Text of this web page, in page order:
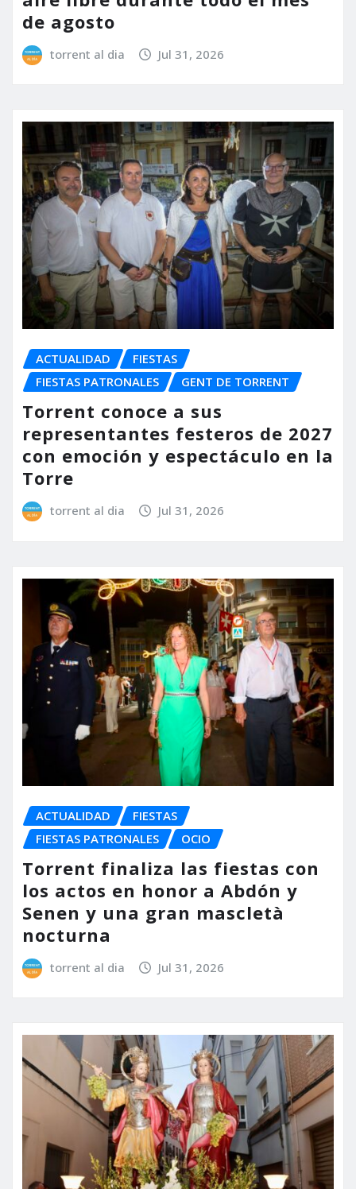
de agosto
torrent al dia Jul 31, 2026
ACTUALIDAD
FIESTAS
FIESTAS PATRONALES
GENT DE TORRENT
Torrent conoce a sus
representantes festeros de 2027
con emoción y espectáculo en la
Torre
torrent al dia Jul 31, 2026
ACTUALIDAD
FIESTAS
FIESTAS PATRONALES
OCIO
Torrent finaliza las fiestas con
los actos en honor a Abdón y
Senen y una gran mascletà
nocturna
torrent al dia Jul 31, 2026